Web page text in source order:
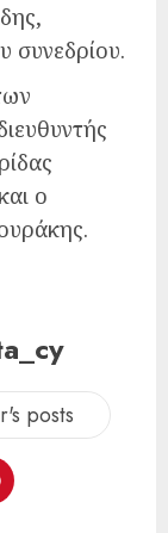
συνεδρίου.
ο
posts